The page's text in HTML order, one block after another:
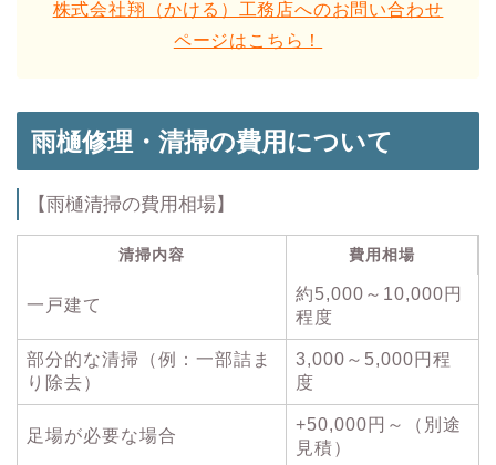
株式会社翔（かける）工務店へのお問い合わせ
ページはこちら！
雨樋修理・清掃の費用について
【雨樋清掃の費用相場】
清掃内容 費用相場
一戸建て
約5,000～10,000円
程度
部分的な清掃（例：一部詰ま
り除去）
3,000～5,000円程
度
足場が必要な場合
+50,000円～（別途
見積）